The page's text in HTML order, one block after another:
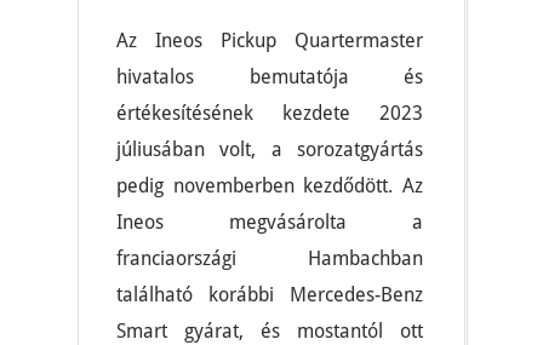
Az Ineos Pickup Quartermaster
hivatalos bemutatója és
értékesítésének kezdete 2023
júliusában volt, a sorozatgyártás
pedig novemberben kezdődött. Az
Ineos megvásárolta a
franciaországi Hambachban
található korábbi Mercedes-Benz
Smart gyárat, és mostantól ott